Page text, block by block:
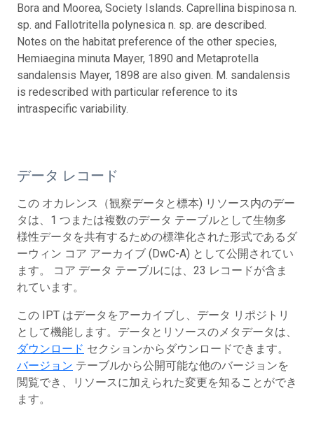
Bora and Moorea, Society Islands. Caprellina bispinosa n.
sp. and Fallotritella polynesica n. sp. are described.
Notes on the habitat preference of the other species,
Hemiaegina minuta Mayer, 1890 and Metaprotella
sandalensis Mayer, 1898 are also given. M. sandalensis
is redescribed with particular reference to its
intraspecific variability.
データ レコード
この オカレンス（観察データと標本) リソース内のデー
タは、1 つまたは複数のデータ テーブルとして生物多
様性データを共有するための標準化された形式であるダ
ーウィン コア アーカイブ (DwC-A) として公開されてい
ます。 コア データ テーブルには、23 レコードが含ま
れています。
この IPT はデータをアーカイブし、データ リポジトリ
として機能します。データとリソースのメタデータは、
ダウンロード セクションからダウンロードできます。
バージョン テーブルから公開可能な他のバージョンを
閲覧でき、リソースに加えられた変更を知ることができ
ます。